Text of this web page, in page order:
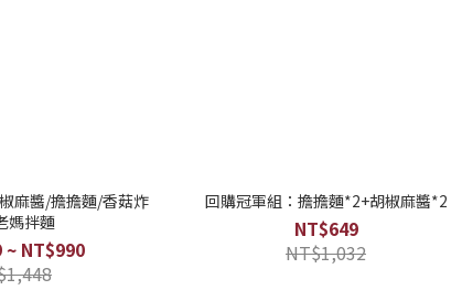
麻醬/擔擔麵/香菇炸
媽拌麵
~ NT$990
回購冠軍組：擔擔麵*2+胡椒麻醬*2
NT$649
NT$1,032